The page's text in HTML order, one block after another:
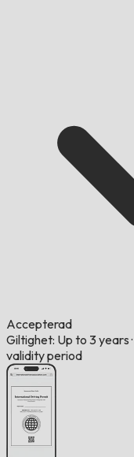
Accepterad
Giltighet: Up to 3 years ·
validity period